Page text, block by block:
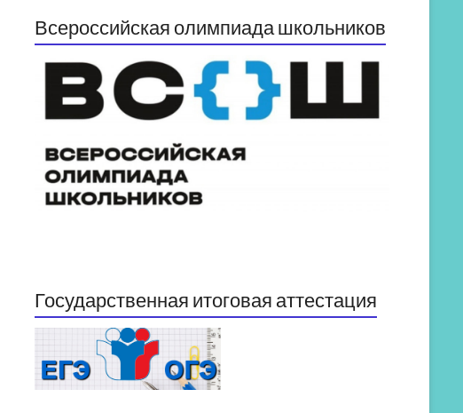
Всероссийская олимпиада школьников
Государственная итоговая аттестация